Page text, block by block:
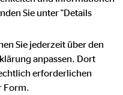
AG
Sie unter "Details
Sie jederzeit über den
anpassen. Dort
erforderlichen
Form.